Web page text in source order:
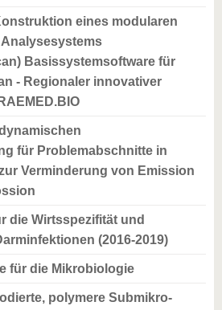
eines modularen
Basissystemsoftware für
- Regionaler innovativer
für Problemabschnitte in
Verminderung von Emission
die Wirtsspezifität und
(2016-2019)
für die Mikrobiologie
polymere Submikro-